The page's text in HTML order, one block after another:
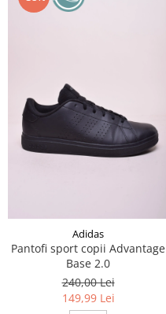
Adidas
Pantofi sport copii Advantage
Base 2.0
240,00 Lei
149,99 Lei